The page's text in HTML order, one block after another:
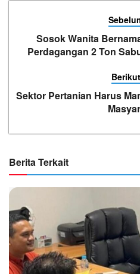
Sosok Wanita
Perdagangan 2 Ton
Sektor Pertanian Harus
Berita Terkait